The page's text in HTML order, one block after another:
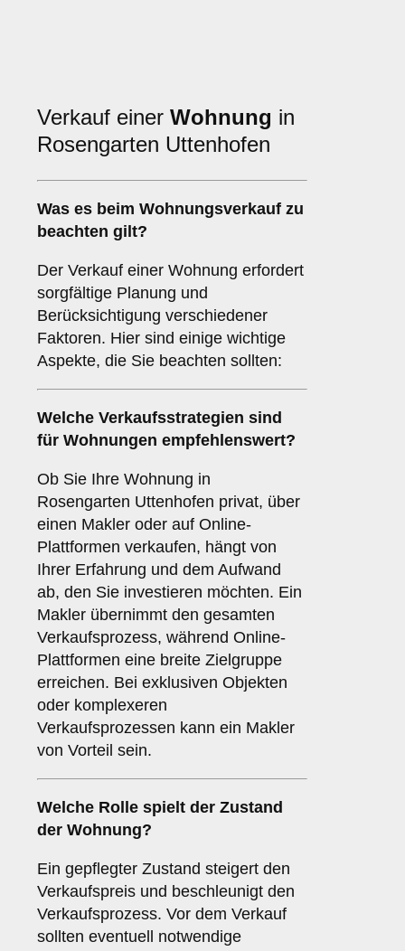
Verkauf einer Wohnung in
Rosengarten Uttenhofen
Was es beim Wohnungsverkauf zu
beachten gilt?
Der Verkauf einer Wohnung erfordert
sorgfältige Planung und
Berücksichtigung verschiedener
Faktoren. Hier sind einige wichtige
Aspekte, die Sie beachten sollten:
Welche Verkaufsstrategien sind
für Wohnungen empfehlenswert?
Ob Sie Ihre Wohnung in
Rosengarten Uttenhofen privat, über
einen Makler oder auf Online-
Plattformen verkaufen, hängt von
Ihrer Erfahrung und dem Aufwand
ab, den Sie investieren möchten. Ein
Makler übernimmt den gesamten
Verkaufsprozess, während Online-
Plattformen eine breite Zielgruppe
erreichen. Bei exklusiven Objekten
oder komplexeren
Verkaufsprozessen kann ein Makler
von Vorteil sein.
Welche Rolle spielt der Zustand
der Wohnung?
Ein gepflegter Zustand steigert den
Verkaufspreis und beschleunigt den
Verkaufsprozess. Vor dem Verkauf
sollten eventuell notwendige